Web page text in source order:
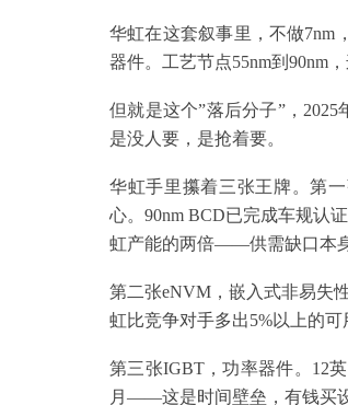
华虹在这套叙事里，不做
器件。工艺节点55nm到90nm
但就是这个”落后分子”，
是没人要，是抢着要。
华虹手里攥着三张王牌。第
心。90nm BCD已完成车规认
虹产能的两倍——供需缺口本
第二张eNVM，嵌入式非易失
虹比竞争对手多出5%以上的
第三张IGBT，功率器件。12
月——这是时间壁垒，有钱买